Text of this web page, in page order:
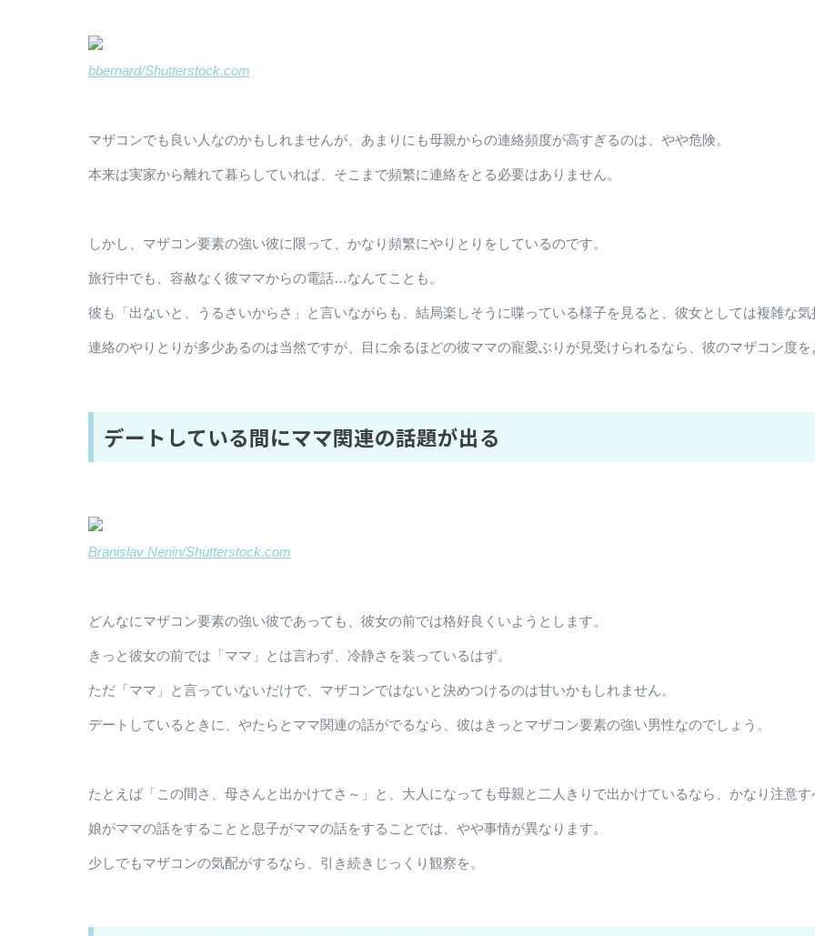
bbernard/Shutterstock.com
マザコンでも良い人なのかもしれませんが、あまりにも母親からの連絡頻度が高すぎるのは、やや危険。
本来は実家から離れて暮らしていれば、そこまで頻繁に連絡をとる必要はありません。
しかし、マザコン要素の強い彼に限って、かなり頻繁にやりとりをしているのです。
旅行中でも、容赦なく彼ママからの電話…なんてことも。
彼も「出ないと、うるさいからさ」と言いながらも、結局楽しそうに喋っている様子を見ると、彼女としては複雑な
連絡のやりとりが多少あるのは当然ですが、目に余るほどの彼ママの寵愛ぶりが見受けられるなら、彼のマザコン度
デートしている間にママ関連の話題が出る
Branislav Nenin/Shutterstock.com
どんなにマザコン要素の強い彼であっても、彼女の前では格好良くいようとします。
きっと彼女の前では「ママ」とは言わず、冷静さを装っているはず。
ただ「ママ」と言っていないだけで、マザコンではないと決めつけるのは甘いかもしれません。
デートしているときに、やたらとママ関連の話がでるなら、彼はきっとマザコン要素の強い男性なのでしょう。
たとえば「この間さ、母さんと出かけてさ～」と、大人になっても母親と二人きりで出かけているなら、かなり注意す
娘がママの話をすることと息子がママの話をすることでは、やや事情が異なります。
少しでもマザコンの気配がするなら、引き続きじっくり観察を。